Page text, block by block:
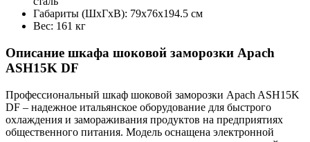
Габариты (ШxГxВ): 79x76x194.5 см
Вес: 161 кг
Описание шкафа шоковой заморозки Apach
ASH15K DF
Профессиональный шкаф шоковой заморозки Apach ASH15K
DF – надежное итальянское оборудование для быстрого
охлаждения и замораживания продуктов на предприятиях
общественного питания. Модель оснащена электронной